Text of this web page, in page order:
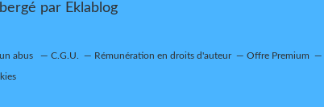
par Eklablog
abus C.G.U. Rémunération en droits d'auteur Offre Premium